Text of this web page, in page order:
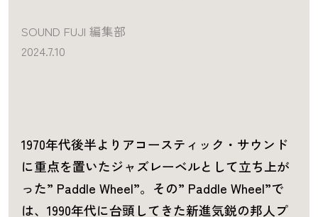
SOUND FUJI 編集部
2024.7.10
1970年代後半よりアコースティック・サウンド
に重点を置いたジャズレーベルとして立ち上が
った” Paddle Wheel”。その” Paddle Wheel”で
は、1990年代に台頭してきた新進気鋭の邦人プ